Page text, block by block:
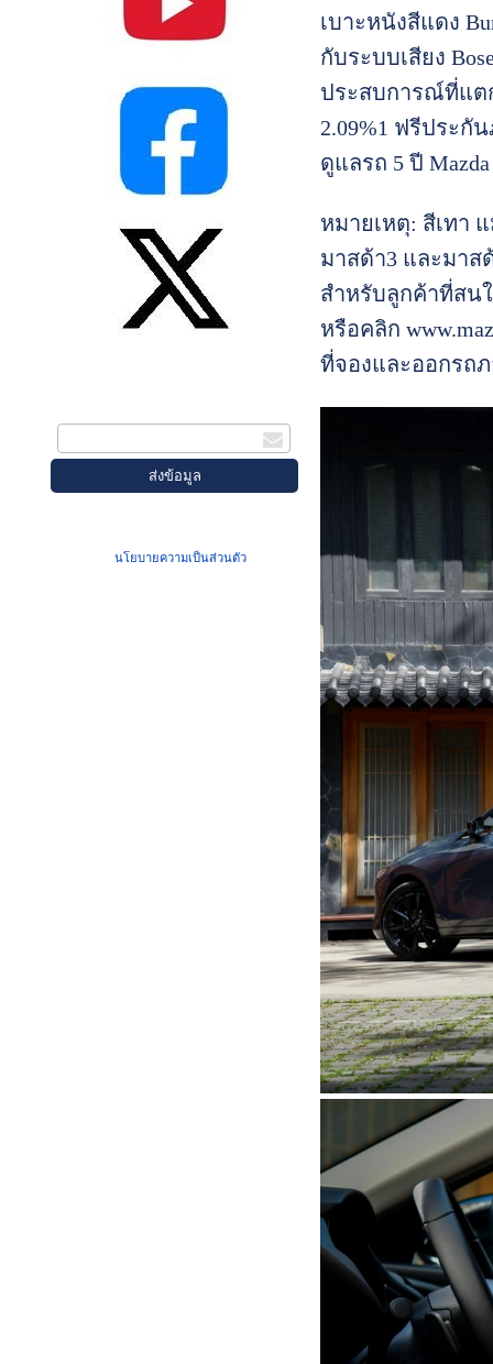
นโยบายความเป็นส่วนตัว
เบาะหนังสีแดง
กับระบบเสียง
ประสบการณ์ที่แต
2.09%1 ฟรีประกั
ดูแลรถ 5 ปี
หมายเหตุ: สีเทา
มาสด้า3 และมาส
สำหรับลูกค้าที่สน
หรือคลิก
ที่จองและออกรถภ